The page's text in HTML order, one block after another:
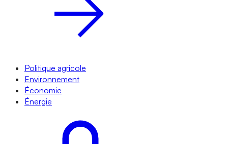
Politique agricole
Environnement
Économie
Énergie